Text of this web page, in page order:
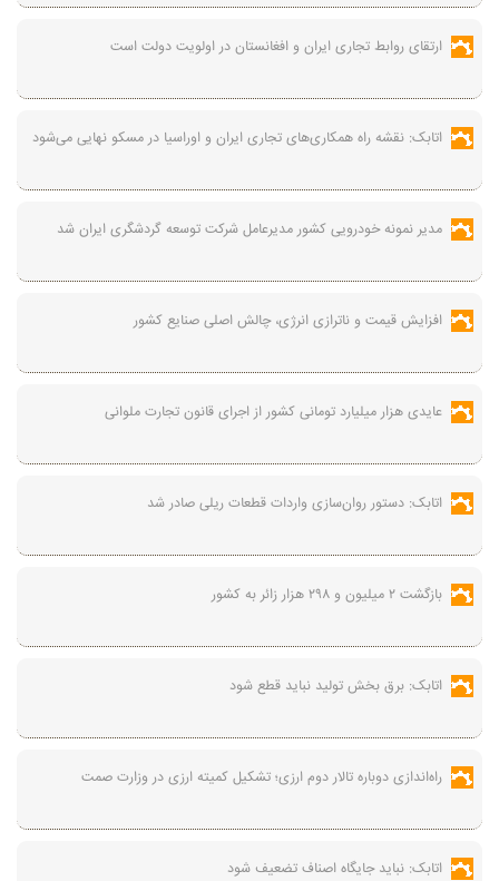
ارتقای روابط تجاری ایران و افغانستان در اولویت دولت است
اتابک: نقشه راه همکاری‌های تجاری ایران و اوراسیا در مسکو نهایی می‌شود
مدیر نمونه خودرویی کشور مدیرعامل شرکت توسعه گردشگری ایران شد
افزایش قیمت و ناترازی انرژی، چالش اصلی صنایع کشور
عایدی هزار میلیارد تومانی کشور از اجرای قانون تجارت ملوانی
اتابک: دستور روان‌سازی واردات قطعات ریلی صادر شد
بازگشت ۲ میلیون و ۲۹۸ هزار زائر به کشور
اتابک: برق بخش تولید نباید قطع شود
راه‌اندازی دوباره تالار دوم ارزی؛ تشکیل کمیته ارزی در وزارت صمت
اتابک: نباید جایگاه اصناف تضعیف شود